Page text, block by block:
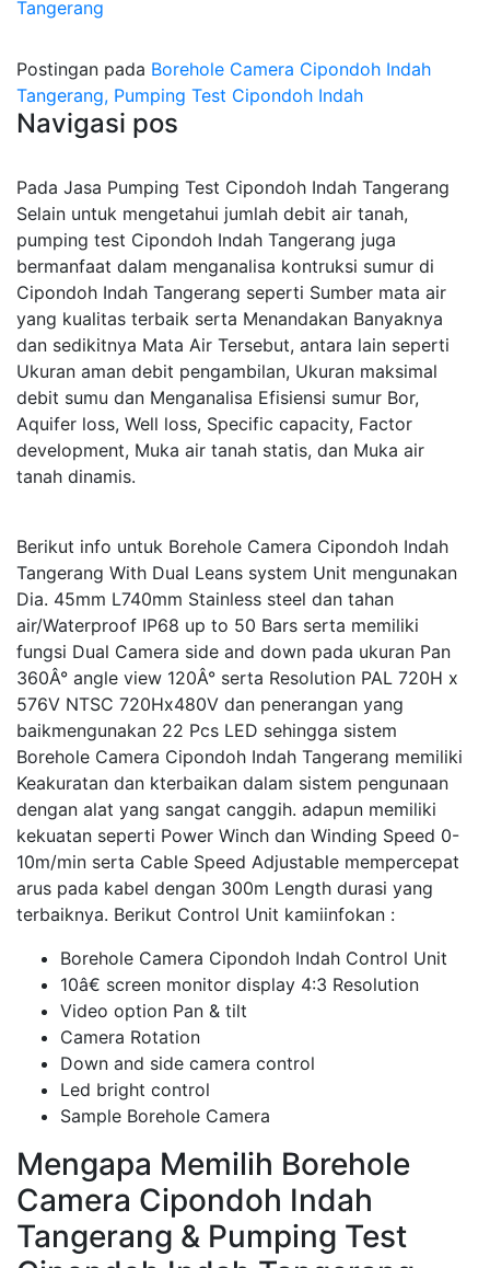
Tangerang
Postingan pada Borehole Camera Cipondoh Indah
Tangerang, Pumping Test Cipondoh Indah
Navigasi pos
Pada Jasa Pumping Test Cipondoh Indah Tangerang
Selain untuk mengetahui jumlah debit air tanah,
pumping test Cipondoh Indah Tangerang juga
bermanfaat dalam menganalisa kontruksi sumur di
Cipondoh Indah Tangerang seperti Sumber mata air
yang kualitas terbaik serta Menandakan Banyaknya
dan sedikitnya Mata Air Tersebut, antara lain seperti
Ukuran aman debit pengambilan, Ukuran maksimal
debit sumu dan Menganalisa Efisiensi sumur Bor,
Aquifer loss, Well loss, Specific capacity, Factor
development, Muka air tanah statis, dan Muka air
tanah dinamis.
Berikut info untuk Borehole Camera Cipondoh Indah
Tangerang With Dual Leans system Unit mengunakan
Dia. 45mm L740mm Stainless steel dan tahan
air/Waterproof IP68 up to 50 Bars serta memiliki
fungsi Dual Camera side and down pada ukuran Pan
360Â° angle view 120Â° serta Resolution PAL 720H x
576V NTSC 720Hx480V dan penerangan yang
baikmengunakan 22 Pcs LED sehingga sistem
Borehole Camera Cipondoh Indah Tangerang memiliki
Keakuratan dan kterbaikan dalam sistem pengunaan
dengan alat yang sangat canggih. adapun memiliki
kekuatan seperti Power Winch dan Winding Speed 0-
10m/min serta Cable Speed Adjustable mempercepat
arus pada kabel dengan 300m Length durasi yang
terbaiknya. Berikut Control Unit kamiinfokan :
Borehole Camera Cipondoh Indah Control Unit
10â€ screen monitor display 4:3 Resolution
Video option Pan & tilt
Camera Rotation
Down and side camera control
Led bright control
Sample Borehole Camera
Mengapa Memilih Borehole
Camera Cipondoh Indah
Tangerang & Pumping Test